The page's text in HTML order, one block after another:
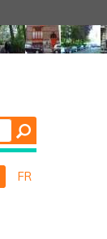
FR